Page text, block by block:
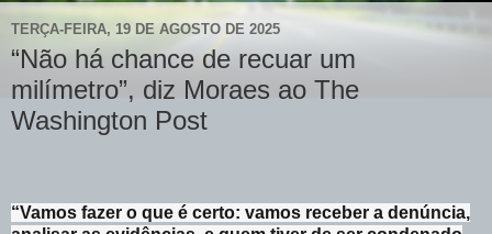
TERÇA-FEIRA, 19 DE AGOSTO DE 2025
“Não há chance de recuar um
milímetro”, diz Moraes ao The
Washington Post
“Vamos fazer o que é certo: vamos receber a denúncia,